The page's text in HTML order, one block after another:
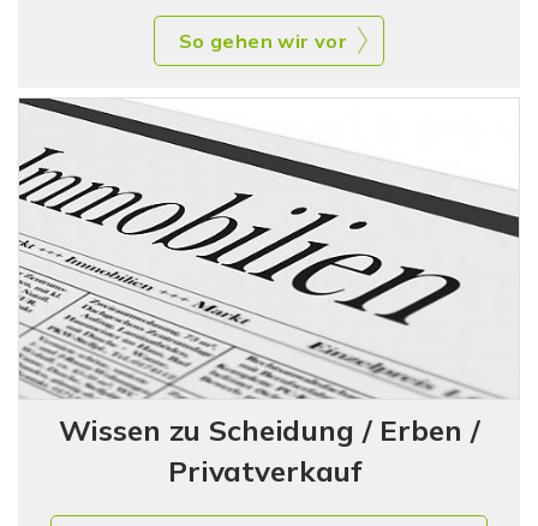
So gehen wir vor
Wissen zu Scheidung / Erben /
Privatverkauf